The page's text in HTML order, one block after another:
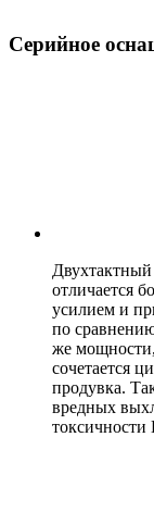
Серийное
отличается
усилием и
по
же мощности,
сочетается
продувка.
вредных
токсичности